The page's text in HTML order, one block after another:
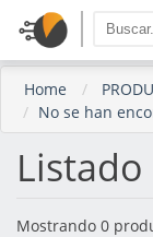
Home
No se han
Mostrando 0